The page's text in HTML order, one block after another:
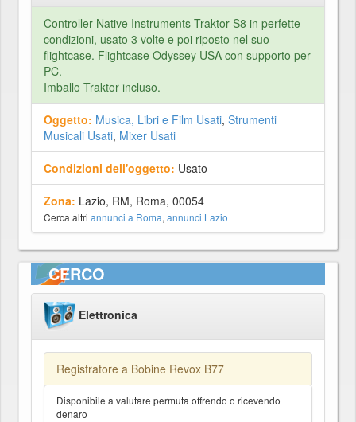
Controller Native Instruments Traktor S8 in perfette
condizioni, usato 3 volte e poi riposto nel suo
flightcase. Flightcase Odyssey USA con supporto per
PC.
Imballo Traktor incluso.
Oggetto: Musica, Libri e Film Usati, Strumenti
Musicali Usati, Mixer Usati
Condizioni dell'oggetto: Usato
Zona: Lazio, RM, Roma, 00054
Cerca altri annunci a Roma, annunci Lazio
CERCO
Elettronica
Registratore a Bobine Revox B77
Disponibile a valutare permuta offrendo o ricevendo
denaro